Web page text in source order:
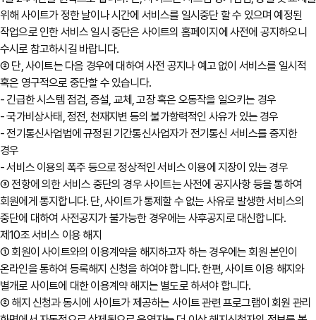
위해 사이트가 정한 날이나 시간에 서비스를 일시중단 할 수 있으며 예정된
작업으로 인한 서비스 일시 중단은 사이트의 홈페이지에 사전에 공지하오니
수시로 참고하시길 바랍니다.
② 단, 사이트는 다음 경우에 대하여 사전 공지나 예고 없이 서비스를 일시적
혹은 영구적으로 중단할 수 있습니다.
- 긴급한 시스템 점검, 증설, 교체, 고장 혹은 오동작을 일으키는 경우
- 국가비상사태, 정전, 천재지변 등의 불가항력적인 사유가 있는 경우
- 전기통신사업법에 규정된 기간통신사업자가 전기통신 서비스를 중지한
경우
- 서비스 이용의 폭주 등으로 정상적인 서비스 이용에 지장이 있는 경우
③ 전항에 의한 서비스 중단의 경우 사이트는 사전에 공지사항 등을 통하여
회원에게 통지합니다. 단, 사이트가 통제할 수 없는 사유로 발생한 서비스의
중단에 대하여 사전공지가 불가능한 경우에는 사후공지로 대신합니다.
제10조 서비스 이용 해지
① 회원이 사이트와의 이용계약을 해지하고자 하는 경우에는 회원 본인이
온라인을 통하여 등록해지 신청을 하여야 합니다. 한편, 사이트 이용 해지와
별개로 사이트에 대한 이용계약 해지는 별도로 하셔야 합니다.
② 해지 신청과 동시에 사이트가 제공하는 사이트 관련 프로그램이 회원 관리